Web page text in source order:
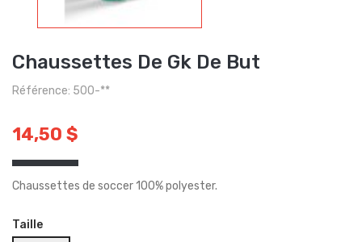
Chaussettes De Gk De But
Référence: 500-**
14,50 $
Chaussettes de soccer 100% polyester.
Taille